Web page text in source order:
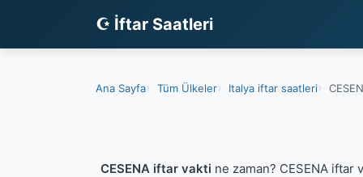
☪ İftar Saatleri
Ana Sayfa Tüm Ülkeler Italya iftar saatleri
CESENA iftar vakti ne zaman? CESENA iftar